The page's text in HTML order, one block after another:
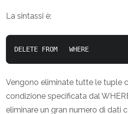
La sintassi è:
DELETE FROM
  WHERE
Vengono eliminate tutte le tuple
condizione specificata dal
eliminare un gran numero di dati